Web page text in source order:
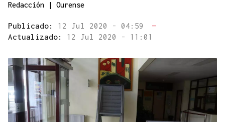
Redacción | Ourense
Publicado: 12 Jul 2020 - 04:59
—
Actualizado: 12 Jul 2020 - 11:01